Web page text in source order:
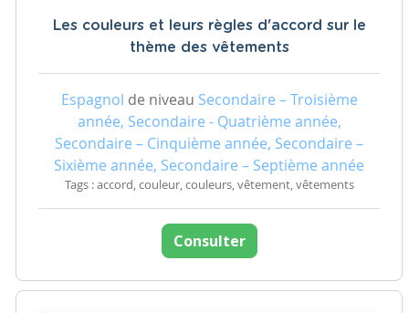
Les couleurs et leurs règles d'accord sur le
thème des vêtements
Espagnol de niveau Secondaire – Troisième
année, Secondaire - Quatrième année,
Secondaire – Cinquième année, Secondaire –
Sixième année, Secondaire – Septième année
Tags : accord, couleur, couleurs, vêtement, vêtements
Consulter